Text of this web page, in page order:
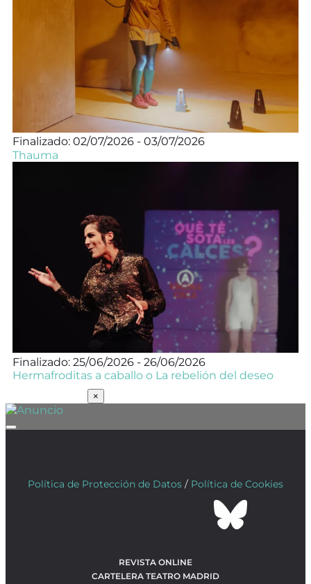
Finalizado: 02/07/2026 - 03/07/2026
Thauma
Finalizado: 25/06/2026 - 26/06/2026
Hermafroditas a caballo o La rebelión del deseo
×
Política de Protección de Datos / Política de Cookies
REVISTA ONLINE
CARTELERA TEATRO MADRID